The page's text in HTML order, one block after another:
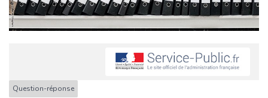
Question-réponse